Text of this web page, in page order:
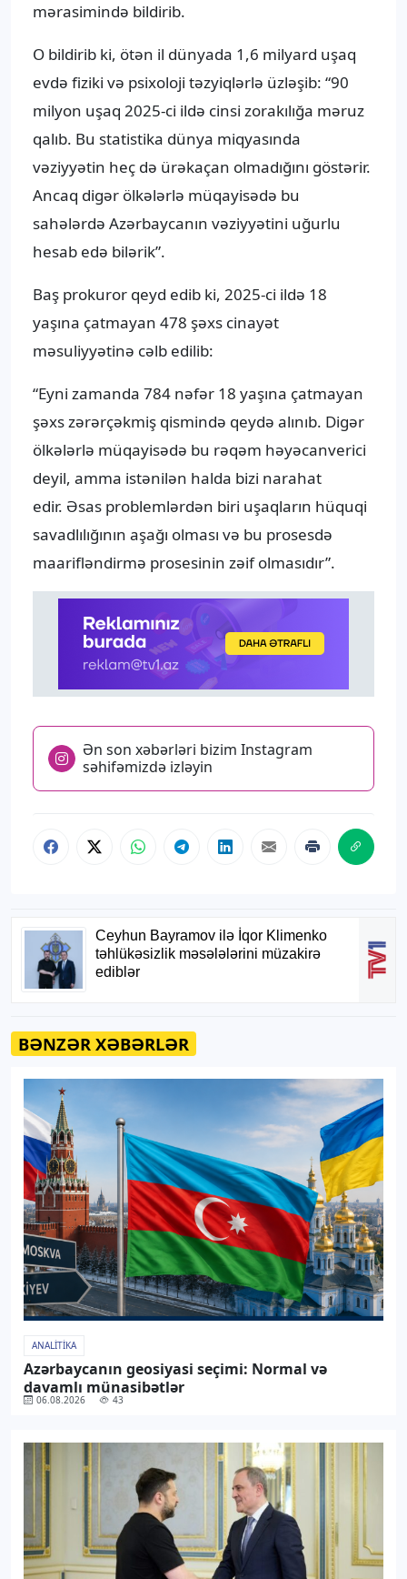
mərasimində bildirib.
O bildirib ki, ötən il dünyada 1,6 milyard uşaq
evdə fiziki və psixoloji təzyiqlərlə üzləşib: “90
milyon uşaq 2025-ci ildə cinsi zorakılığa məruz
qalıb. Bu statistika dünya miqyasında
vəziyyətin heç də ürəkaçan olmadığını göstərir.
Ancaq digər ölkələrlə müqayisədə bu
sahələrdə Azərbaycanın vəziyyətini uğurlu
hesab edə bilərik”.
Baş prokuror qeyd edib ki, 2025-ci ildə 18
yaşına çatmayan 478 şəxs cinayət
məsuliyyətinə cəlb edilib:
“Eyni zamanda 784 nəfər 18 yaşına çatmayan
şəxs zərərçəkmiş qismində qeydə alınıb. Digər
ölkələrlə müqayisədə bu rəqəm həyəcanverici
deyil, amma istənilən halda bizi narahat
edir. Əsas problemlərdən biri uşaqların hüquqi
savadlılığının aşağı olması və bu prosesdə
maarifləndirmə prosesinin zəif olmasıdır”.
Ən son xəbərləri bizim Instagram
səhifəmizdə izləyin
BƏNZƏR XƏBƏRLƏR
ANALITIKA
Azərbaycanın geosiyasi seçimi: Normal və
davamlı münasibətlər
06.08.2026 43